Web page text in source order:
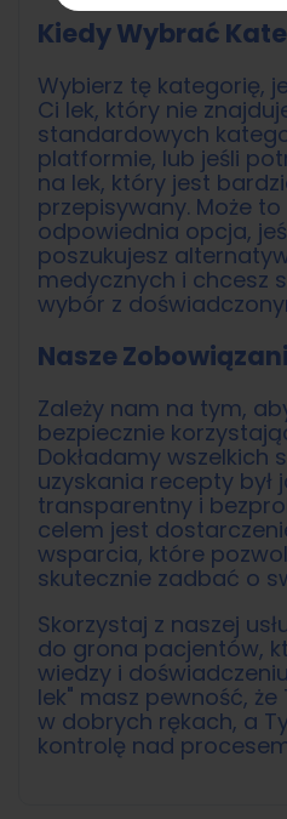
Kiedy Wybrać
Wybierz tę kategorię,
Ci lek, który nie
standardowych
platformie, lub jeśli
na lek, który jest
przepisywany. Może
odpowiednia opcja,
poszukujesz
medycznych i chcesz
wybór z
Nasze
Zależy nam na tym,
bezpiecznie
Dokładamy wszelkich
uzyskania recepty był
transparentny i
celem jest
wsparcia, które
skutecznie zadbać o
Skorzystaj z naszej
do grona pacjentów,
wiedzy i
lek" masz pewność,
w dobrych rękach, a
kontrolę nad